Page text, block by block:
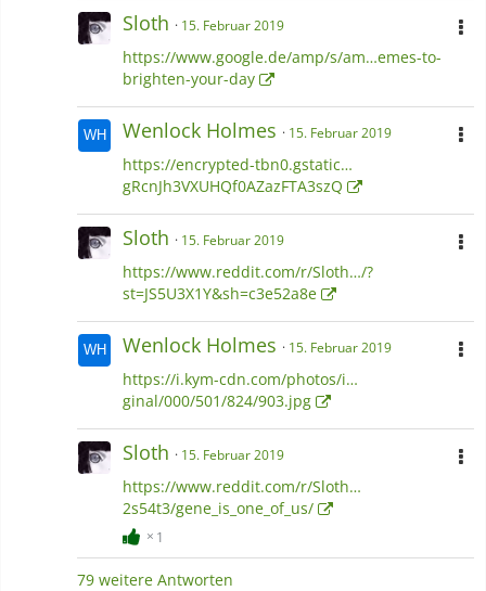
Sloth 15. Februar 2019
https://www.google.de/amp/s/am…emes-to-
brighten-your-day
Wenloсk Holmes 15. Februar 2019
https://encrypted-tbn0.gstatic…
gRcnJh3VXUHQf0AZazFTA3szQ
Sloth 15. Februar 2019
https://www.reddit.com/r/Sloth…/?
st=JS5U3X1Y&sh=c3e52a8e
Wenloсk Holmes 15. Februar 2019
https://i.kym-cdn.com/photos/i…
ginal/000/501/824/903.jpg
Sloth 15. Februar 2019
https://www.reddit.com/r/Sloth…
2s54t3/gene_is_one_of_us/
1
79 weitere Antworten